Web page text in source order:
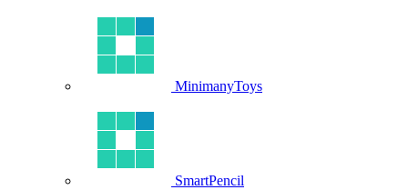
MinimanyToys
SmartPencil